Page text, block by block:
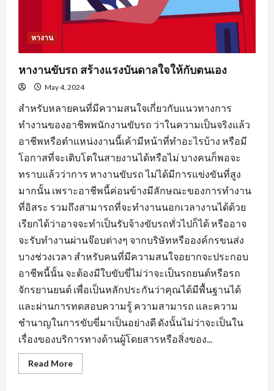
หางาน
หางานขับรถ สร้างแรงบันดาลใจให้กับตนเอง
May 4, 2024
สำหรับหลายคนที่มีความสนใจเกี่ยวกับแนวทางการ
ทำงานของอาชีพพนักงานขับรถ ว่าในความเป็นจริงแล้ว
อาชีพหรือตำแหน่งงานนี้เค้ามีหน้าที่ทำอะไรบ้าง หรือมี
โอกาสที่จะเติบโตในสายงานได้หรือไม่ บางคนก็พอจะ
ทราบแล้วว่าการ หางานขับรถ ไม่ได้มีการแข่งขันที่สูง
มากนั้น เพราะอาชีพนี้ค่อนข้างมีลักษณะของการทำงาน
ที่อิสระ รวมถึงสามารถที่จะทำงานนอกเวลางานได้ด้วย
เรียกได้ว่าอาจจะทำเป็นรับจ้างขับรถทั่วไปก็ได้ หรืออาจ
จะรับทำงานผ่านจ๊อบต่างๆ จากบริษัทหรือองค์กรขนส่ง
บางช่วงเวลา สำหรับคนที่มีความสนใจอยากจะประกอบ
อาชีพนี้นั้น จะต้องมีใบขับขี่ไม่ว่าจะเป็นรถยนต์หรือรถ
จักรยานยนต์ เพื่อเป็นหลักประกันว่าคุณได้มีพื้นฐานได้
และผ่านการทดสอบความรู้ ความสามารถ และความ
ชำนาญในการขับขี่มาเป็นอย่างดี ดังนั้นไม่ว่าจะเป็นใน
เรื่องของบริการทางด้านผู้โดยสารหรือสิ่งของ...
Read MoreRead
more